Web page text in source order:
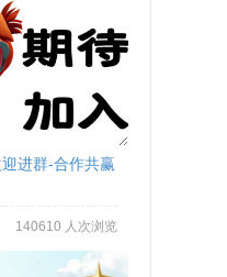
迎进群-合作共赢
140610 人次浏览